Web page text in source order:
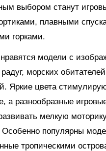
выбором станут
плавными
горками.
модели с
морских
Яркие цвета
а разнообразные
мелкую
популярны
тропическими